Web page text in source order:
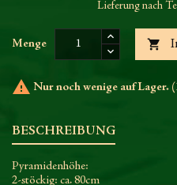
Lieferung nach
Menge 
 Nur noch wenige auf Lager.
BESCHREIBUNG
Pyramidenhöhe:
2-stöckig: ca. 80cm